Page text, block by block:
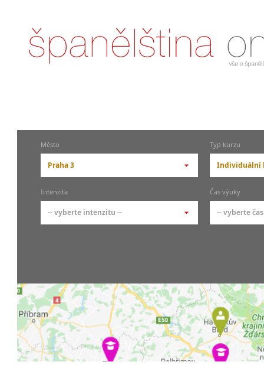
Město
Praha 3
-- vyberte město --
pražské městské části
Praha 10
krajská města
Brno
Plzeň
Liberec
Olomouc
Typ kurzu
Individuální
-- vyberte
kurzy s
Online
Letní
Intenzita
-- vyberte intenzitu --
20 a více hodin týdně
Čas výuky
-- vyberte
Večerní
Noční